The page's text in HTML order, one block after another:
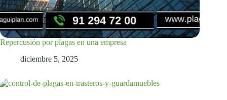
Repercusión por plagas en una empresa
diciembre 5, 2025